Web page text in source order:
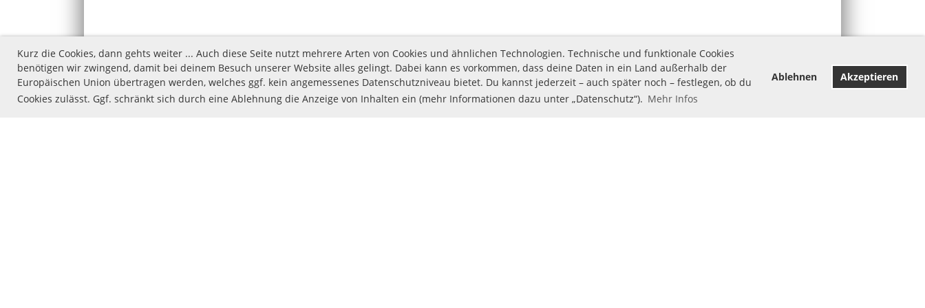
Kurz die Cookies, dann gehts weiter ... Auch diese Seite nutzt mehrere Arten von Cookies und ähnlichen Technologien. Technische und funktionale Cookies
benötigen wir zwingend, damit bei deinem Besuch unserer Website alles gelingt. Dabei kann es vorkommen, dass deine Daten in ein Land außerhalb der
Europäischen Union übertragen werden, welches ggf. kein angemessenes Datenschutzniveau bietet. Du kannst jederzeit – auch später noch – festlegen, ob du
Cookies zulässt. Ggf. schränkt sich durch eine Ablehnung die Anzeige von Inhalten ein (mehr Informationen dazu unter „Datenschutz“). Mehr Infos
Ablehnen Akzeptieren